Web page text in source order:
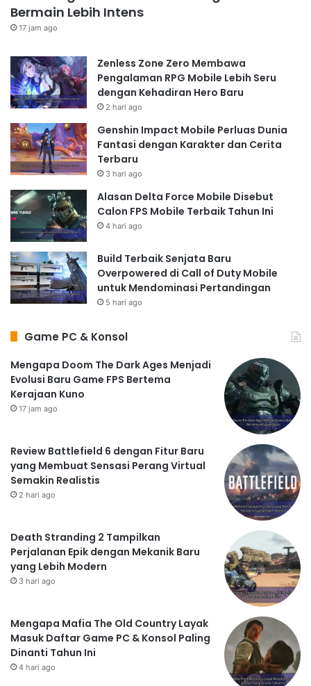
Bermain Lebih Intens
17 jam ago
Zenless Zone Zero Membawa
Pengalaman RPG Mobile Lebih Seru
dengan Kehadiran Hero Baru
2 hari ago
Genshin Impact Mobile Perluas Dunia
Fantasi dengan Karakter dan Cerita
Terbaru
3 hari ago
Alasan Delta Force Mobile Disebut
Calon FPS Mobile Terbaik Tahun Ini
4 hari ago
Build Terbaik Senjata Baru
Overpowered di Call of Duty Mobile
untuk Mendominasi Pertandingan
5 hari ago
Game PC & Konsol
Mengapa Doom The Dark Ages Menjadi
Evolusi Baru Game FPS Bertema
Kerajaan Kuno
17 jam ago
Review Battlefield 6 dengan Fitur Baru
yang Membuat Sensasi Perang Virtual
Semakin Realistis
2 hari ago
Death Stranding 2 Tampilkan
Perjalanan Epik dengan Mekanik Baru
yang Lebih Modern
3 hari ago
Mengapa Mafia The Old Country Layak
Masuk Daftar Game PC & Konsol Paling
Dinanti Tahun Ini
4 hari ago